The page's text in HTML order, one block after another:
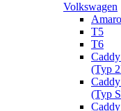
Volkswagen
T5
T6
(Typ
(Typ